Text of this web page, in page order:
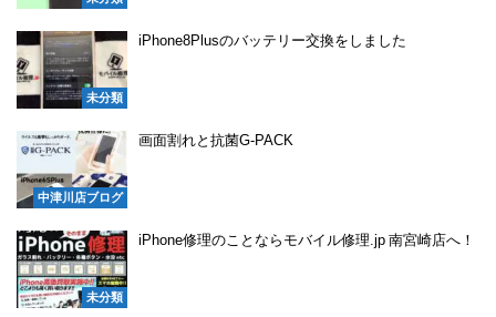
未分類
iPhone8Plusのバッテリー交換をしました
中津川店ブログ
画面割れと抗菌G-PACK
未分類
iPhone修理のことならモバイル修理.jp 南宮崎店へ！